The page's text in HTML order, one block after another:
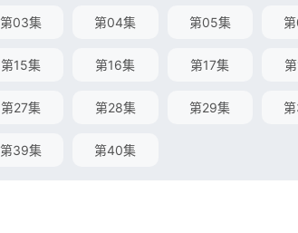
第03集 第04集 第05集
第15集 第16集 第17集
第27集 第28集 第29集
第39集 第40集